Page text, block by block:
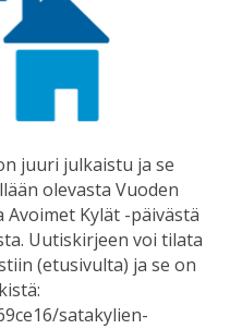
juuri julkaistu ja se
olevasta Vuoden
Kylät -päivästä
Uutiskirjeen voi tilata
(etusivulta) ja se on
satakylien-